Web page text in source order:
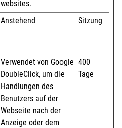
websites.
Anstehend Sitzung
Verwendet von Google
DoubleClick, um die
Handlungen des
Benutzers auf der
Webseite nach der
Anzeige oder dem
400
Tage